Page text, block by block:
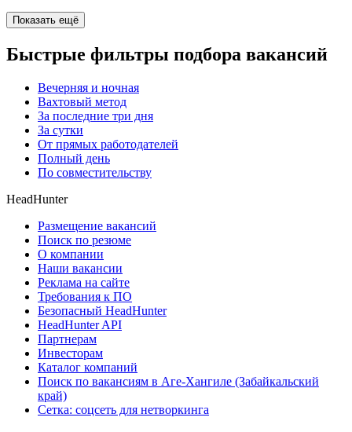
Показать ещё
Быстрые фильтры подбора вакансий
Вечерняя и ночная
Вахтовый метод
За последние три дня
За сутки
От прямых работодателей
Полный день
По совместительству
HeadHunter
Размещение вакансий
Поиск по резюме
О компании
Наши вакансии
Реклама на сайте
Требования к ПО
Безопасный HeadHunter
HeadHunter API
Партнерам
Инвесторам
Каталог компаний
Поиск по вакансиям в Аге-Хангиле (Забайкальский
край)
Сетка: соцсеть для нетворкинга